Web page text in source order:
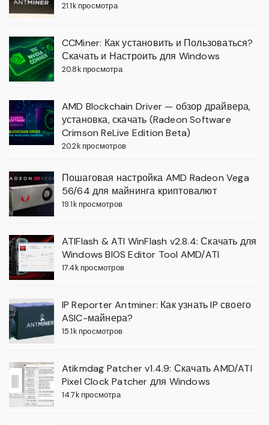
21.1k просмотра
CCMiner: Как установить и Пользоваться?
Скачать и Настроить для Windows
20.8k просмотра
AMD Blockchain Driver — обзор драйвера,
установка, скачать (Radeon Software
Crimson ReLive Edition Beta)
20.2k просмотров
Пошаговая настройка AMD Radeon Vega
56/64 для майнинга криптовалют
19.1k просмотров
ATIFlash & ATI WinFlash v2.8.4: Скачать для
Windows BIOS Editor Tool AMD/ATI
17.4k просмотров
IP Reporter Antminer: Как узнать IP своего
ASIC-майнера?
15.1k просмотров
Atikmdag Patcher v1.4.9: Скачать AMD/ATI
Pixel Clock Patcher для Windows
14.7k просмотра